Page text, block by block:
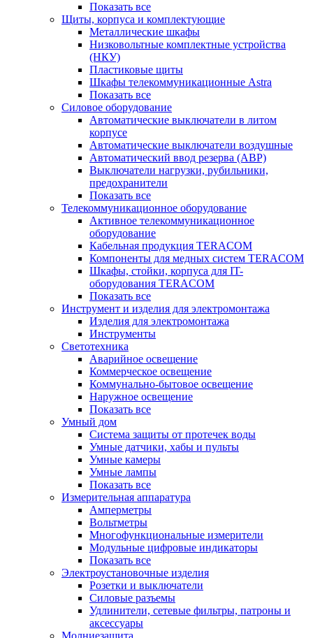
Показать все
Щиты, корпуса и комплектующие
Металлические шкафы
Низковольтные комплектные устройства
(НКУ)
Пластиковые щиты
Шкафы телекоммуникационные Astra
Показать все
Силовое оборудование
Автоматические выключатели в литом
корпусе
Автоматические выключатели воздушные
Автоматический ввод резерва (АВР)
Выключатели нагрузки, рубильники,
предохранители
Показать все
Телекоммуникационное оборудование
Активное телекоммуникационное
оборудование
Кабельная продукция TERACOM
Компоненты для медных систем TERACOM
Шкафы, стойки, корпуса для IT-
оборудования TERACOM
Показать все
Инструмент и изделия для электромонтажа
Изделия для электромонтажа
Инструменты
Светотехника
Аварийное освещение
Коммерческое освещение
Коммунально-бытовое освещение
Наружное освещение
Показать все
Умный дом
Система защиты от протечек воды
Умные датчики, хабы и пульты
Умные камеры
Умные лампы
Показать все
Измерительная аппаратура
Амперметры
Вольтметры
Многофункциональные измерители
Модульные цифровые индикаторы
Показать все
Электроустановочные изделия
Розетки и выключатели
Силовые разъемы
Удлинители, сетевые фильтры, патроны и
аксессуары
Молниезащита